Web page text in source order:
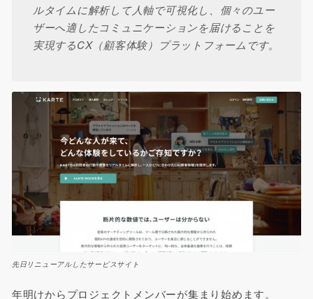
ルタイムに解析して人軸で可視化し、個々のユー
ザーへ適したコミュニケーションを届けることを
実現するCX（顧客体験）プラットフォームです。
先日リニューアルしたサービスサイト
年明けからプロジェクトメンバーが集まり始めます。